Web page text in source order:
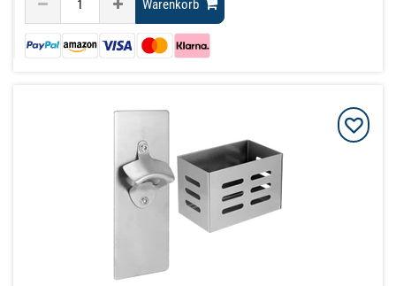
Warenkorb